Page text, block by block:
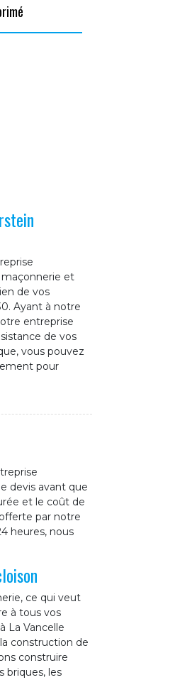
maçonnerie et
de vos
Ayant à notre
entreprise
de vos
vous pouvez
pour
devis avant que
et le coût de
par notre
heures, nous
ce qui veut
à tous vos
La Vancelle
construction de
construire
briques, les